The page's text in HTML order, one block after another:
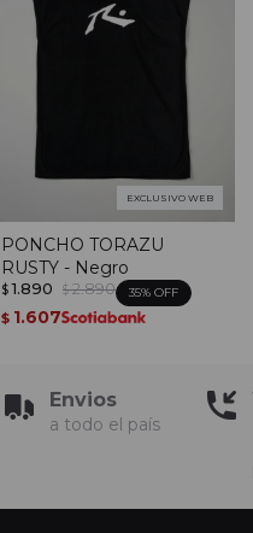
EXCLUSIVO WEB
PONCHO TORAZU
RUSTY - Negro
$ 1.890 $ 2.890 35
$ 1.607
Envios
a todo el país